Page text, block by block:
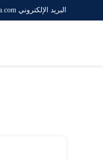
البريد الإلكتروني susanna@rubbermachinery-china.com